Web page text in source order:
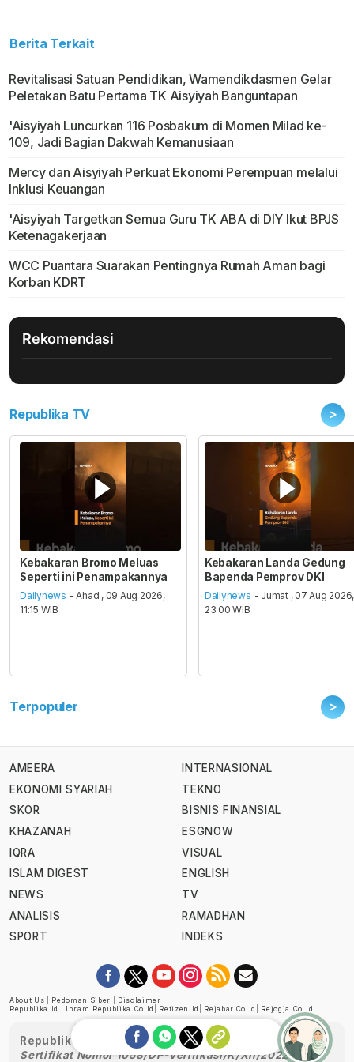
Berita Terkait
Revitalisasi Satuan Pendidikan, Wamendikdasmen Gelar
Peletakan Batu Pertama TK Aisyiyah Banguntapan
'Aisyiyah Luncurkan 116 Posbakum di Momen Milad ke-
109, Jadi Bagian Dakwah Kemanusiaan
Mercy dan Aisyiyah Perkuat Ekonomi Perempuan melalui
Inklusi Keuangan
'Aisyiyah Targetkan Semua Guru TK ABA di DIY Ikut BPJS
Ketenagakerjaan
WCC Puantara Suarakan Pentingnya Rumah Aman bagi
Korban KDRT
Rekomendasi
Republika TV >
Kebakaran Bromo Meluas
Seperti ini Penampakannya
Dailynews - Ahad , 09 Aug 2026,
11:15 WIB
Kebakaran Landa Gedung
Bapenda Pemprov DKI
Dailynews - Jumat , 07 Aug 2026,
23:00 WIB
Terpopuler >
AMEERA
EKONOMI SYARIAH
SKOR
KHAZANAH
IQRA
ISLAM DIGEST
NEWS
ANALISIS
SPORT
INTERNASIONAL
TEKNO
BISNIS FINANSIAL
ESGNOW
VISUAL
ENGLISH
TV
RAMADHAN
INDEKS
About Us Pedoman Siber
Disclaimer
Republika.id
Ihram.republika.co.id Retizen.id Rejabar.co.id Rejogja.co.id
Republika telah diverifikasi oleh Dewan Pers
Sertifikat Nomor 1058/DP-Verifikasi/K/XII/2022